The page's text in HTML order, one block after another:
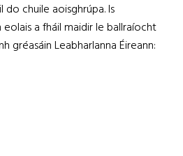
chuile aoisghrúpa. Is
a fháil maidir le ballraíocht
gréasáin Leabharlanna Éireann: